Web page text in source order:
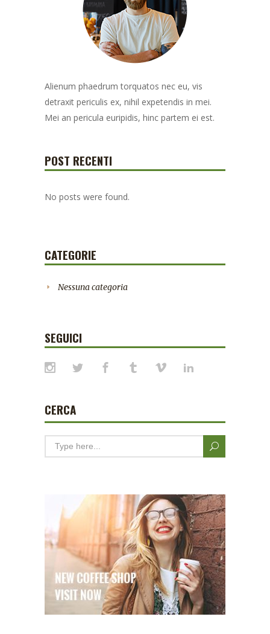
Alienum phaedrum torquatos nec eu, vis
detraxit periculis ex, nihil expetendis in mei.
Mei an pericula euripidis, hinc partem ei est.
POST RECENTI
No posts were found.
CATEGORIE
Nessuna categoria
SEGUICI
CERCA